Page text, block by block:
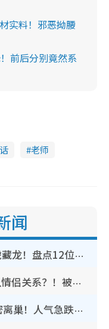
实料！邪恶拗腰
前后分别竟然系
老师
闻
《爱·回家》隐形富豪卧虎藏龙！盘点12位财气逼人的有钱艺人：这位美女3亿身家不愁做
叶泓文拍拖一周年亲口否认情侣关系？！被质疑感情造假竟称GM“普通同事”
30岁男艺人低调宣布已秘密离巢！人气急跌变失踪人口：“这几年过得并不容易”